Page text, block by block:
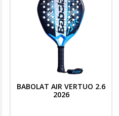
BABOLAT AIR VERTUO 2.6
2026